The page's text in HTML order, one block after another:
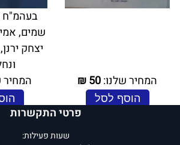
המחיר שלנו:50
₪
הוסף לסל
שמים,
יצחק
פרטי התקשרות
שעות פעילות: